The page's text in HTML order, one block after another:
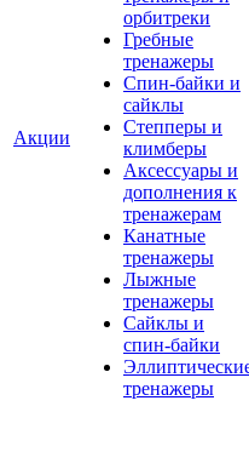
Акции
орбитреки
Гребные
тренажеры
Спин-байки и
сайклы
Степперы и
климберы
Аксессуары и
дополнения к
тренажерам
Канатные
тренажеры
Лыжные
тренажеры
Сайклы и
спин-байки
тренажеры